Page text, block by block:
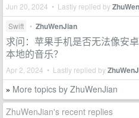
Jun 20, 2024 • Lastly replied by
Swift • ZhuWenJian
求问：苹果手机是否无法像安
本地的音乐？
Apr 2, 2024 • Lastly replied by
» More topics by ZhuWenJian
ZhuWenJian's recent replies